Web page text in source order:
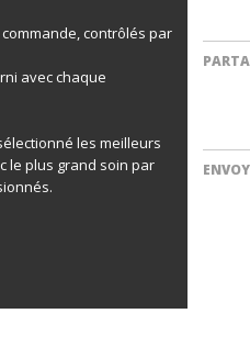
contrôlés par
avec chaque
les meilleurs
le plus grand soin par